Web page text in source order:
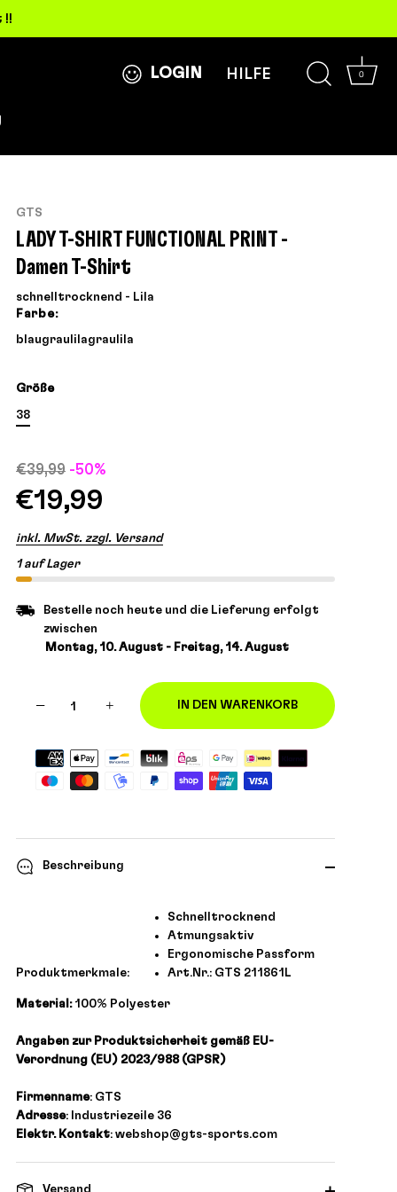
!!
LOGIN HILFE 0
GTS
LADY T-SHIRT FUNCTIONAL PRINT -
Damen T-Shirt
schnelltrocknend - Lila
Farbe:
blaugrau lilagrau lila
Größe
38
€39,99 -50%
€19,99
inkl. MwSt. zzgl. Versand
1 auf Lager
Bestelle noch heute und die Lieferung erfolgt
zwischen
Montag, 10. August - Freitag, 14. August
− + IN DEN WARENKORB
Beschreibung
Produktmerkmale:
Schnelltrocknend
Atmungsaktiv
Ergonomische Passform
Art.Nr.: GTS 211861L
Material:100% Polyester
Angaben zur Produktsicherheit gemäß EU-
Verordnung (EU) 2023/988 (GPSR)
Firmenname: GTS
Adresse: Industriezeile 36
Elektr. Kontakt: webshop@gts-sports.com
Versand